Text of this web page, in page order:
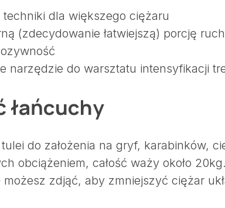
dla większego ciężaru
(zdecydowanie łatwiejszą) porcję
narzędzie do warsztatu intensyfikacji
łańcuchy
do założenia na gryf, karabinków,
obciążeniem, całość waży około
zdjąć, aby zmniejszyć ciężar